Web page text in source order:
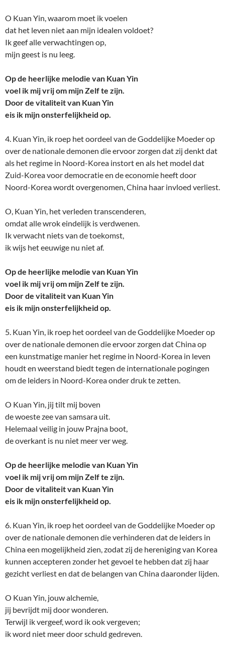
O Kuan Yin, waarom moet ik voelen
dat het leven niet aan mijn idealen voldoet?
Ik geef alle verwachtingen op,
mijn geest is nu leeg.
Op de heerlijke melodie van Kuan Yin
voel ik mij vrij om mijn Zelf te zijn.
Door de vitaliteit van Kuan Yin
eis ik mijn onsterfelijkheid op.
4. Kuan Yin, ik roep het oordeel van de Goddelijke Moeder op
over de nationale demonen die ervoor zorgen dat zij denkt dat
als het regime in Noord-Korea instort en als het model dat
Zuid-Korea voor democratie en de economie heeft door
Noord-Korea wordt overgenomen, China haar invloed verliest.
O, Kuan Yin, het verleden transcenderen,
omdat alle wrok eindelijk is verdwenen.
Ik verwacht niets van de toekomst,
ik wijs het eeuwige nu niet af.
Op de heerlijke melodie van Kuan Yin
voel ik mij vrij om mijn Zelf te zijn.
Door de vitaliteit van Kuan Yin
eis ik mijn onsterfelijkheid op.
5. Kuan Yin, ik roep het oordeel van de Goddelijke Moeder op
over de nationale demonen die ervoor zorgen dat China op
een kunstmatige manier het regime in Noord-Korea in leven
houdt en weerstand biedt tegen de internationale pogingen
om de leiders in Noord-Korea onder druk te zetten.
O Kuan Yin, jij tilt mij boven
de woeste zee van samsara uit.
Helemaal veilig in jouw Prajna boot,
de overkant is nu niet meer ver weg.
Op de heerlijke melodie van Kuan Yin
voel ik mij vrij om mijn Zelf te zijn.
Door de vitaliteit van Kuan Yin
eis ik mijn onsterfelijkheid op.
6. Kuan Yin, ik roep het oordeel van de Goddelijke Moeder op
over de nationale demonen die verhinderen dat de leiders in
China een mogelijkheid zien, zodat zij de hereniging van Korea
kunnen accepteren zonder het gevoel te hebben dat zij haar
gezicht verliest en dat de belangen van China daaronder lijden.
O Kuan Yin, jouw alchemie,
jij bevrijdt mij door wonderen.
Terwijl ik vergeef, word ik ook vergeven;
ik word niet meer door schuld gedreven.